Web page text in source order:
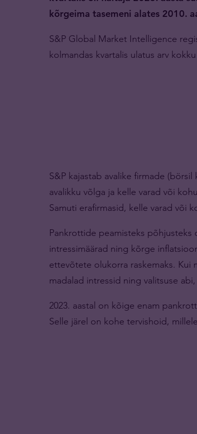
kõrgeima tasemeni alates 2010.
S&P Global Market Intelligence
kolmandas kvartalis ulatus arv kokku
S&P kajastab avalike firmade
avalikku võlga ja kelle varad või
Samuti erafirmasid, kelle varad või
Pankrottide peamisteks põhjusteks
intressimäärad ning kõrge
ettevõtete olukorra raskemaks.
madalad intressid ning valitsuse
2023. aastal on kõige enam
Selle järel on kohe tervishoid,